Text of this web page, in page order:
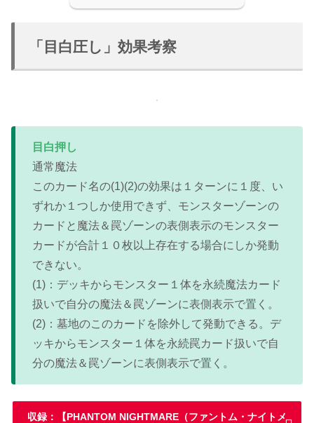
「目白圧し」効果考察
目白押し
通常魔法
このカード名の(1)(2)の効果は１ターンに１度、い
ずれか１つしか使用できず、モンスターゾーンの
カードと魔法＆罠ゾーンの表側表示のモンスター
カードが合計１０枚以上存在する場合にしか発動
できない。
(1)：デッキからモンスター１体を永続魔法カード
扱いで自分の魔法＆罠ゾーンに表側表示で置く。
(2)：墓地のこのカードを除外して発動できる。デ
ッキからモンスター１体を永続罠カード扱いで自
分の魔法＆罠ゾーンに表側表示で置く。
収録：【PHANTOM NIGHTMARE（ファントム・ナイトメ